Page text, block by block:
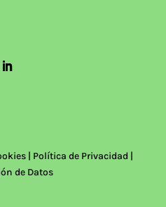
| Política de Privacidad |
de Datos